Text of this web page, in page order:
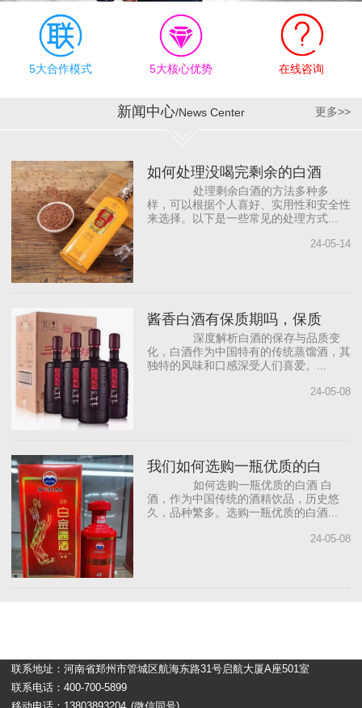
才兼备、志同道合”的合作
理念，为员工明确职业规
划目标，提供有竞争力的
薪资待遇和发展机会，帮
内著名白酒营销咨询公司
合作，借助“外脑”提供智力
入前沿的营销理念，从而
打...
5大合作模式 5大核心优势 在线咨询
新闻中心/News Center 更多>>
如何处理没喝完剩余的白酒
处理剩余白酒的方法多种多
样，可以根据个人喜好、实用性和安全性
来选择。以下是一些常见的处理方式...
24-05-14
酱香白酒有保质期吗，保质
深度解析白酒的保存与品质变
化，白酒作为中国特有的传统蒸馏酒，其
独特的风味和口感深受人们喜爱。...
24-05-08
我们如何选购一瓶优质的白
如何选购一瓶优质的白酒 白
酒，作为中国传统的酒精饮品，历史悠
久，品种繁多。选购一瓶优质的白酒...
24-05-08
联系地址：河南省郑州市管城区航海东路31号启航大厦A座501室
联系电话：400-700-5899